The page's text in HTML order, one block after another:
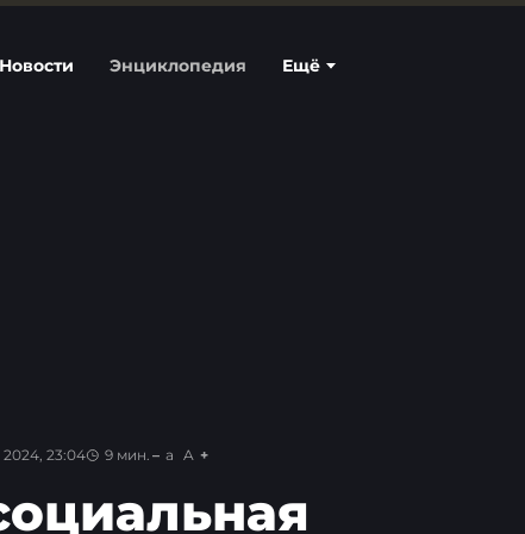
Ещё
Новости Энциклопедия
23:04 9 мин. a A